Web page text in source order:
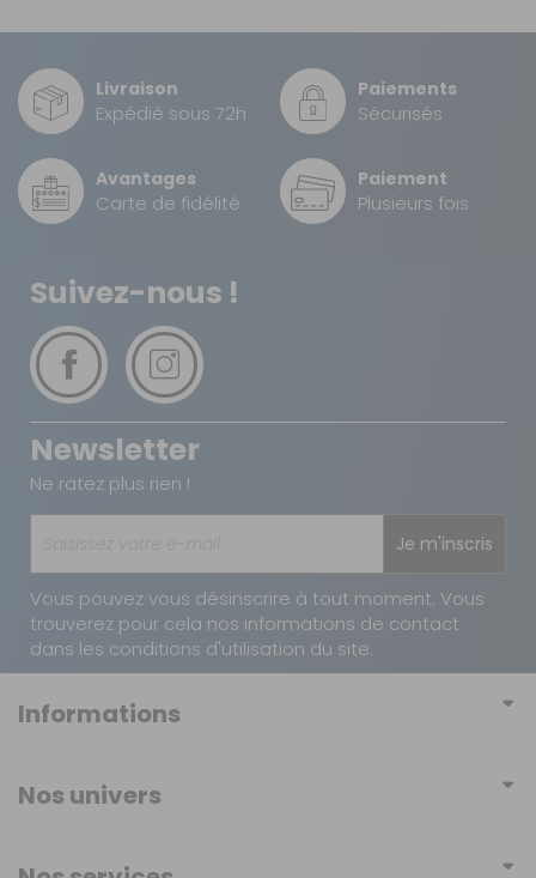
Livraison
Expédié sous 72h
Paiements
Sécurisés
Avantages
Carte de fidélité
Paiement
Plusieurs fois
Suivez-nous !
Newsletter
Ne ratez plus rien !
Je m'inscris
Vous pouvez vous désinscrire à tout moment. Vous
trouverez pour cela nos informations de contact
dans les conditions d'utilisation du site.
Informations
Conditions générales d'utilisation
Nos univers